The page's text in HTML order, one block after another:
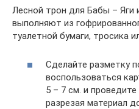
Лесной трон для Бабы – Яги
выполняют из
туалетной бумаги, тросика
Сделайте разметку
воспользоваться
5 – 7 см. и
разрезая материал